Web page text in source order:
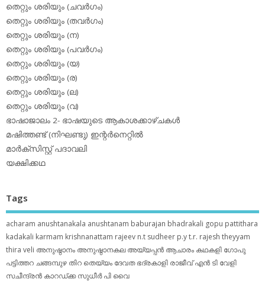
തെറ്റും ശരിയും (ചവര്‍ഗം)
തെറ്റും ശരിയും (തവര്‍ഗം)
തെറ്റും ശരിയും (ന)
തെറ്റും ശരിയും (പവര്‍ഗം)
തെറ്റും ശരിയും (യ)
തെറ്റും ശരിയും (ര)
തെറ്റും ശരിയും (ല)
തെറ്റും ശരിയും (വ)
ഭാഷാജാലം 2- ഭാഷയുടെ ആകാശക്കാഴ്ചകള്‍
മഷിത്തണ്ട് (നിഘണ്ടു) ഇന്റര്‍നെറ്റില്‍
മാര്‍ക്‌സിസ്റ്റ് പദാവലി
യക്ഷിക്കഥ
Tags
acharam anushtanakala anushtanam baburajan bhadrakali gopu pattithara
kadakali karmam krishnanattam rajeev n.t sudheer p.yt.r. rajesh theyyam
thira veli അനുഷ്ഠാനം അനുഷ്ഠാനകല അയ്യപ്പന്‍ ആചാരം കഥകളി ഗോപു
പട്ടിത്തറ ചങ്ങമ്പുഴ തിറ തെയ്യം ദേവത ഭദ്രകാളി രാജീവ് എൻ ടി വേളി
സചീന്ദ്രന്‍ കാറഡ്ക്ക സുധീര്‍ പി വൈ